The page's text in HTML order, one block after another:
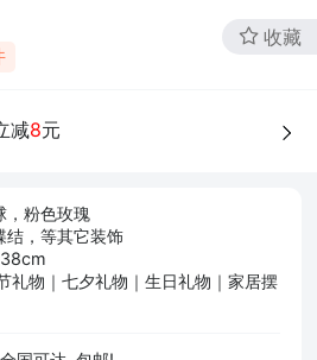
收藏
减8元
，粉色玫瑰
结，等其它装饰
礼物｜七夕礼物｜生日礼物｜家居摆